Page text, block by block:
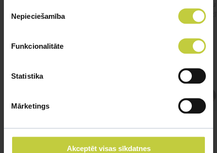
izvēle
Nepieciešamība
Funkcionalitāte
Statistika
Mārketings
Akceptēt visas sīkdatnes
Veterinārārsts